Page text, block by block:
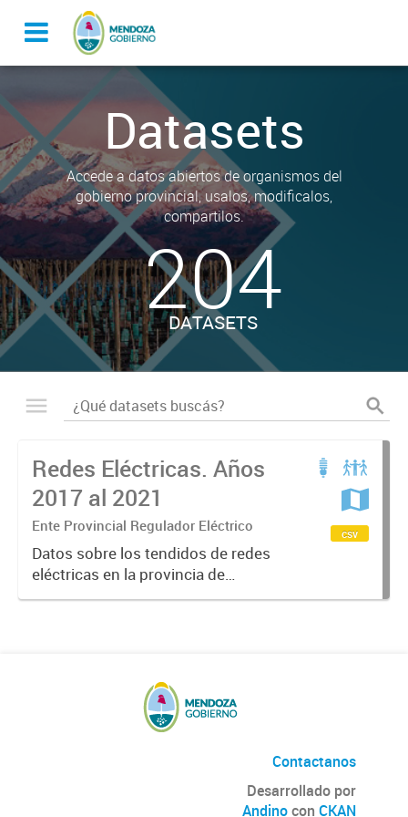
Datasets
Accede a datos abiertos de organismos del
gobierno provincial, usalos, modificalos,
compartilos.
204
DATASETS
Redes Eléctricas. Años
2017 al 2021
Ente Provincial Regulador Eléctrico
Datos sobre los tendidos de redes
eléctricas en la provincia de
Mendoza, datos sobre tipos y
csv
Contactanos
Desarrollado por
Andinocon CKAN